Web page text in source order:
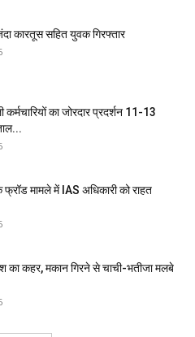
कारतूस सहित युवक गिरफ्तार
कर्मचारियों का जोरदार प्रदर्शन 11-13
फ्रॉड मामले में IAS अधिकारी को राहत
का कहर, मकान गिरने से चाची-भतीजा मलबे